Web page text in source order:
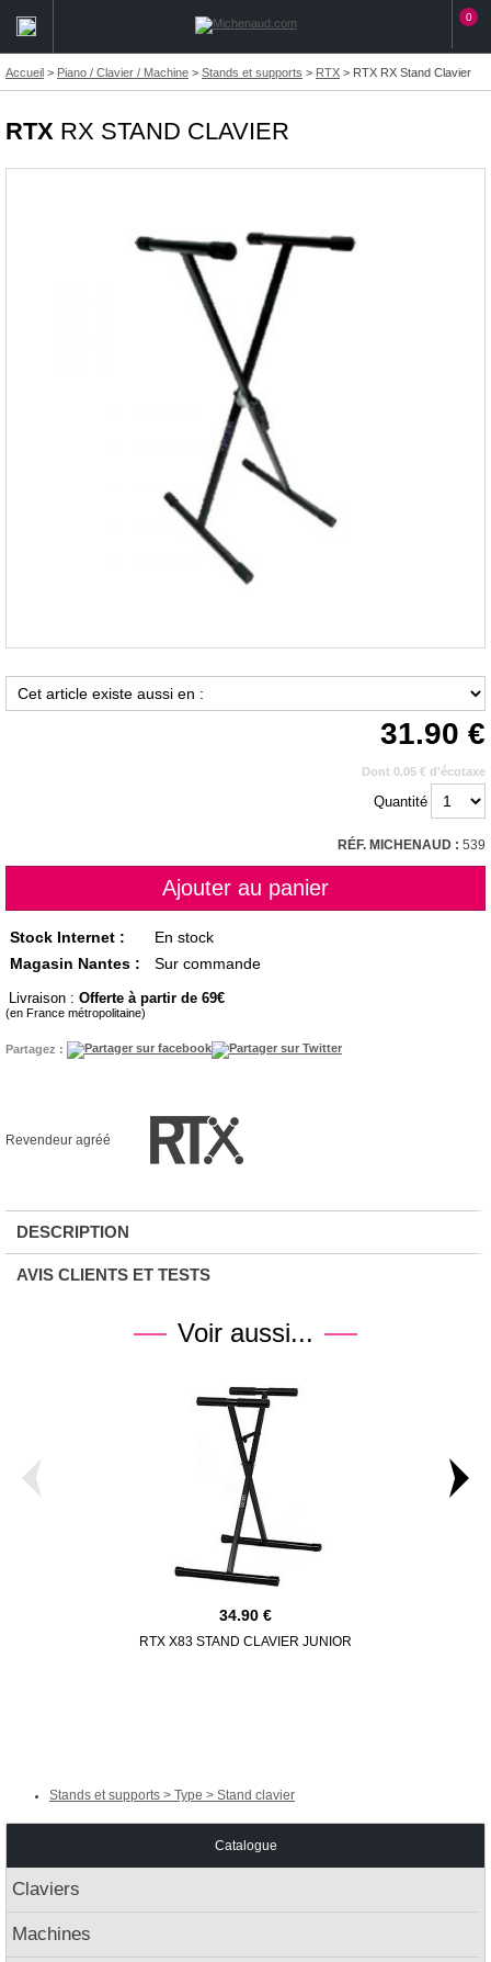
0
Accueil > Piano / Clavier / Machine > Stands et supports > RTX > RTX RX Stand Clavier
RTX RX STAND CLAVIER
31.90
Dont 0.05 € d'écotaxe
Quantité
RÉF. MICHENAUD : 539
Stock Internet :
En stock
Magasin Nantes :
Sur commande
Livraison : Offerte à partir de 69
(en France métropolitaine)
Partagez :
Revendeur agréé
DESCRIPTION
AVIS CLIENTS ET TESTS
Voir aussi...
34.90
RTX X83 STAND CLAVIER JUNIOR
Stands et supports > Type > Stand clavier
Catalogue
Claviers
Machines